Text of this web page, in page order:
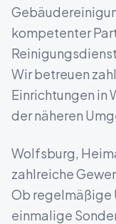
kompetenter
Wir betreuen
Einrichtungen in
der näheren
Wolfsburg,
zahlreiche
Ob regelmäßige
einmalige